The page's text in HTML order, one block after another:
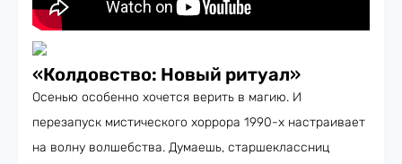
«Колдовство: Новый ритуал»
Осенью особенно хочется верить в магию. И
перезапуск мистического хоррора 1990-х настраивает
на волну волшебства. Думаешь, старшеклассниц